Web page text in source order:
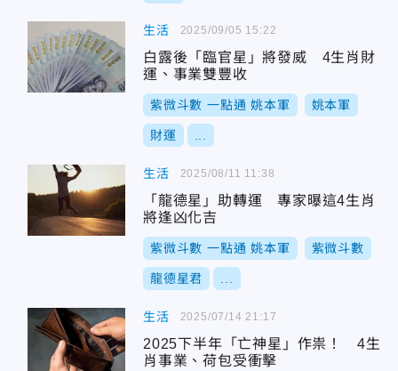
生活
白露後「臨官星」將發威 4生肖財
運、事業雙豐收
紫微斗數 一點通 姚本軍 姚本軍
財運
2025/09/05 15:22
生活
「龍德星」助轉運 專家曝這4生肖
將逢凶化吉
紫微斗數 一點通 姚本軍 紫微斗數
龍德星君
2025/08/11 11:38
生活
2025下半年「亡神星」作祟！ 4生
肖事業、荷包受衝擊
2025/07/14 21:17